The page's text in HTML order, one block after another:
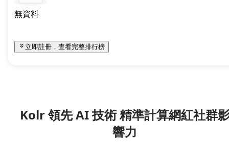
無資料
立即註冊，查看完整排行榜
Kolr 領先 AI 技術 精準計算網紅社群
響力